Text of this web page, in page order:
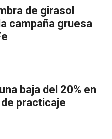
de girasol
campaña gruesa
baja del 20% en
practicaje